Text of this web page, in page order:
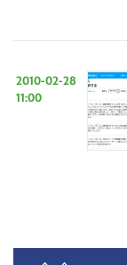
2010-02-28
11:00